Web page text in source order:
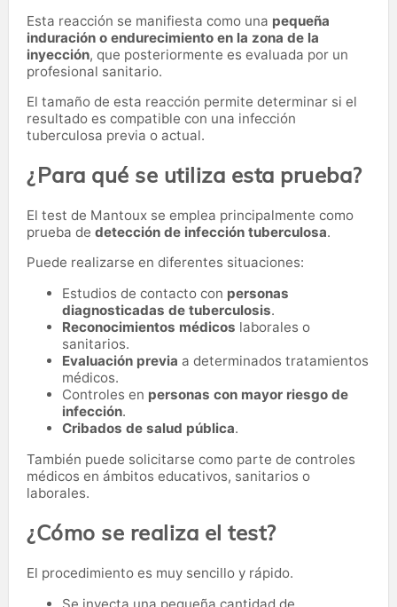
Esta reacción se manifiesta como una pequeña
induración o endurecimiento en la zona de la
inyección, que posteriormente es evaluada por un
profesional sanitario.
El tamaño de esta reacción permite determinar si el
resultado es compatible con una infección
tuberculosa previa o actual.
¿Para qué se utiliza esta prueba?
El test de Mantoux se emplea principalmente como
prueba de detección de infección tuberculosa.
Puede realizarse en diferentes situaciones:
Estudios de contacto con personas
diagnosticadas de tuberculosis.
Reconocimientos médicos laborales o
sanitarios.
Evaluación previa a determinados tratamientos
médicos.
Controles en personas con mayor riesgo de
infección.
Cribados de salud pública.
También puede solicitarse como parte de controles
médicos en ámbitos educativos, sanitarios o
laborales.
¿Cómo se realiza el test?
El procedimiento es muy sencillo y rápido.